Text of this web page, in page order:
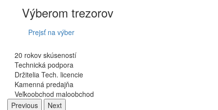
Výberom trezorov
Prejsť na výber
20 rokov skúseností
Technická podpora
Držitelia Tech. licencie
Kamenná predajňa
Veľkoobchod maloobchod
Previous
Next